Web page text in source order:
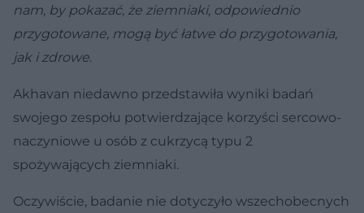
nam, by pokazać, że ziemniaki, odpowiednio
przygotowane, mogą być łatwe do przygotowania,
jak i zdrowe.
Akhavan niedawno przedstawiła wyniki badań
swojego zespołu potwierdzające korzyści sercowo-
naczyniowe u osób z cukrzycą typu 2
spożywających ziemniaki.
Oczywiście, badanie nie dotyczyło wszechobecnych